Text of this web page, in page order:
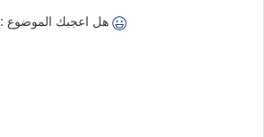
هل اعجبك الموضوع :